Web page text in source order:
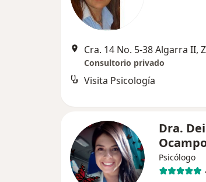
Cra. 14 No. 5-38 Algarra II,
Consultorio privado
Visita Psicología
Dra.
Psicólogo